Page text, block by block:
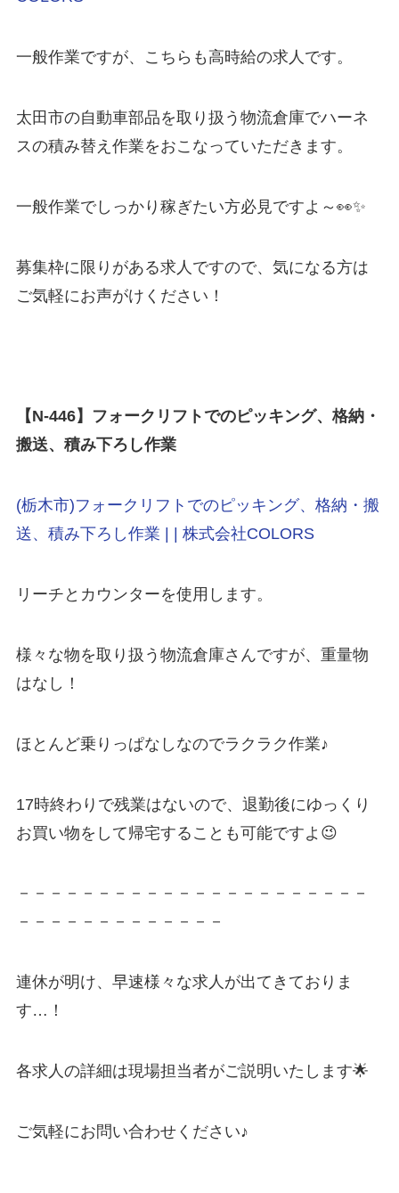
一般作業ですが、こちらも高時給の求人です。
太田市の自動車部品を取り扱う物流倉庫でハーネ
スの積み替え作業をおこなっていただきます。
一般作業でしっかり稼ぎたい方必見ですよ～👀✨
募集枠に限りがある求人ですので、気になる方は
ご気軽にお声がけください！
【N-446】フォークリフトでのピッキング、格納・
搬送、積み下ろし作業
(栃木市)フォークリフトでのピッキング、格納・搬
送、積み下ろし作業 | | 株式会社COLORS
リーチとカウンターを使用します。
様々な物を取り扱う物流倉庫さんですが、重量物
はなし！
ほとんど乗りっぱなしなのでラクラク作業♪
17時終わりで残業はないので、退勤後にゆっくり
お買い物をして帰宅することも可能ですよ😉
－－－－－－－－－－－－－－－－－－－－－－
－－－－－－－－－－－－－
連休が明け、早速様々な求人が出てきておりま
す…！
各求人の詳細は現場担当者がご説明いたします🌟
ご気軽にお問い合わせください♪